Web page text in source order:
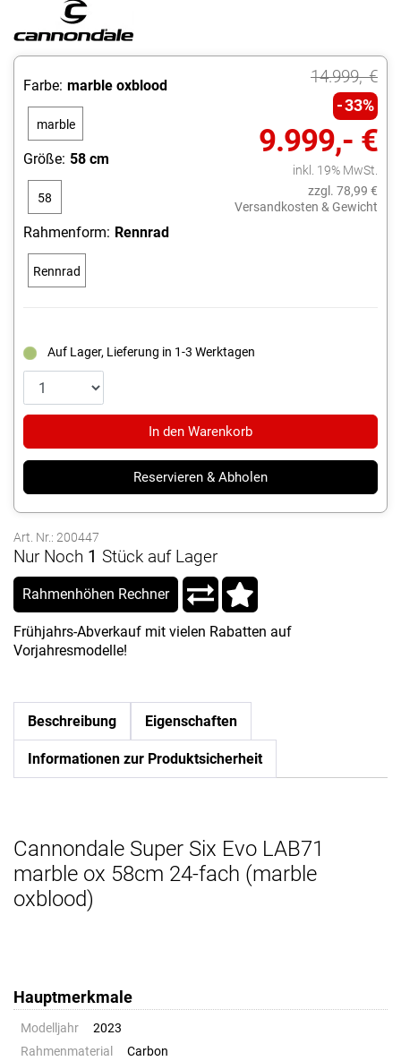
14.999,- €
33%
9.999,- €
inkl. 19% MwSt.
zzgl. 78,99 €
Versandkosten & Gewicht
Farbe: marble oxblood
marble
Größe: 58 cm
58
Rahmenform: Rennrad
Rennrad
Auf Lager, Lieferung in 1-3 Werktagen
In den Warenkorb
Reservieren & Abholen
Art. Nr.: 200447
Nur Noch 1 Stück auf Lager
Rahmenhöhen Rechner
Frühjahrs-Abverkauf mit vielen Rabatten auf
Vorjahresmodelle!
Beschreibung Eigenschaften
Informationen zur Produktsicherheit
Cannondale Super Six Evo LAB71
marble ox 58cm 24-fach (marble
oxblood)
Hauptmerkmale
Modelljahr
2023
Rahmenmaterial
Carbon